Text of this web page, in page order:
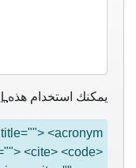
يمكنك استخدام هذه
<acronym
<cite> <code>